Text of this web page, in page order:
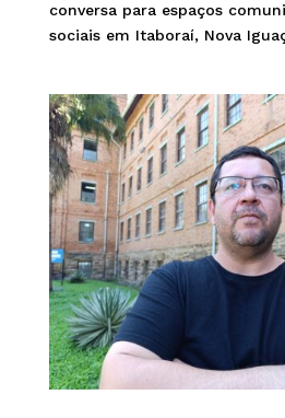
conversa para espaços
sociais em Itaboraí, Nova